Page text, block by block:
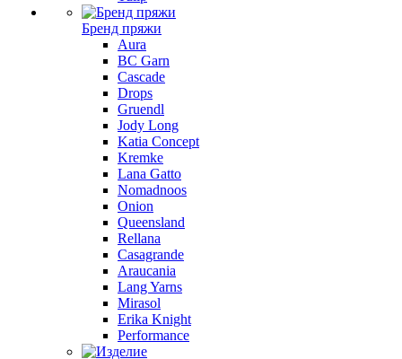
Бренд пряжи
Aura
BC Garn
Cascade
Drops
Gruendl
Jody Long
Katia Concept
Kremke
Lana Gatto
Nomadnoos
Onion
Queensland
Rellana
Casagrande
Araucania
Lang Yarns
Mirasol
Erika Knight
Performance